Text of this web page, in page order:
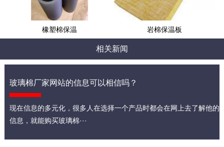
橡塑棉保温 岩棉保温板
相关新闻
玻璃棉厂家网站的信息可以相信吗？
现在信息的多元化，很多人在选择一个产品时都会在网上去了解他的
信息，就能购买玻璃棉···